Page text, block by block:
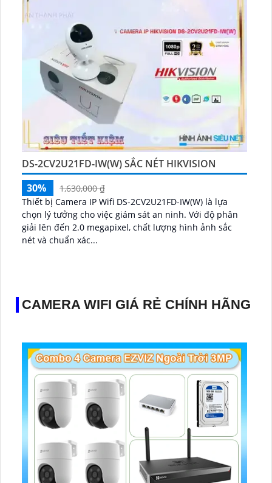
DS-2CV2U21FD-IW(W) SẮC NÉT HIKVISION
30%
1,630,000 ₫
Thiết bị Camera IP Wifi DS-2CV2U21FD-IW(W) là lựa
chọn lý tưởng cho việc giám sát an ninh. Với độ phân
giải lên đến 2.0 megapixel, chất lượng hình ảnh sắc
nét và chuẩn xác...
CAMERA WIFI GIÁ RẺ CHÍNH HÃNG